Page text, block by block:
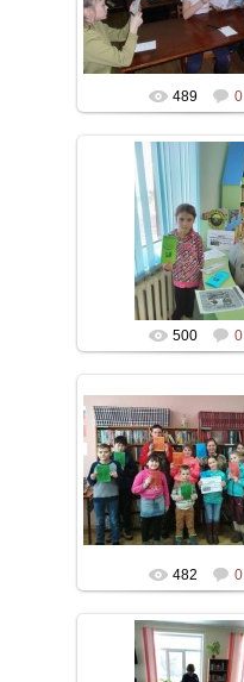
489 0
500 0
482 0